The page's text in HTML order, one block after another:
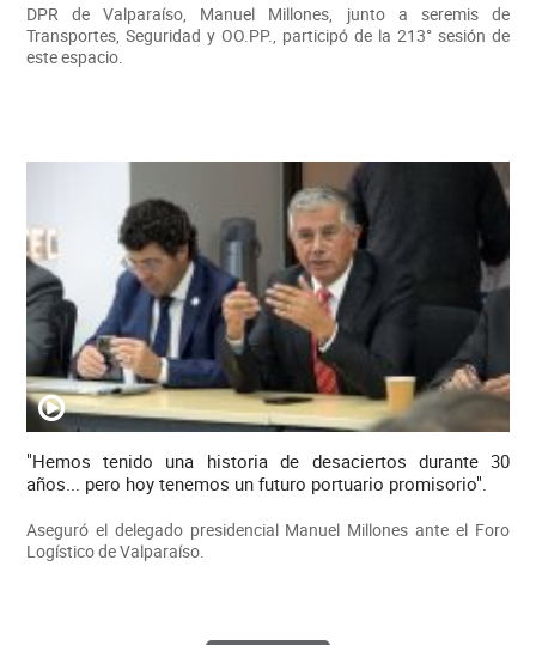
DPR de Valparaíso, Manuel Millones, junto a seremis de
Transportes, Seguridad y OO.PP., participó de la 213° sesión de
este espacio.
"Hemos tenido una historia de desaciertos durante 30
años... pero hoy tenemos un futuro portuario promisorio".
Aseguró el delegado presidencial Manuel Millones ante el Foro
Logístico de Valparaíso.